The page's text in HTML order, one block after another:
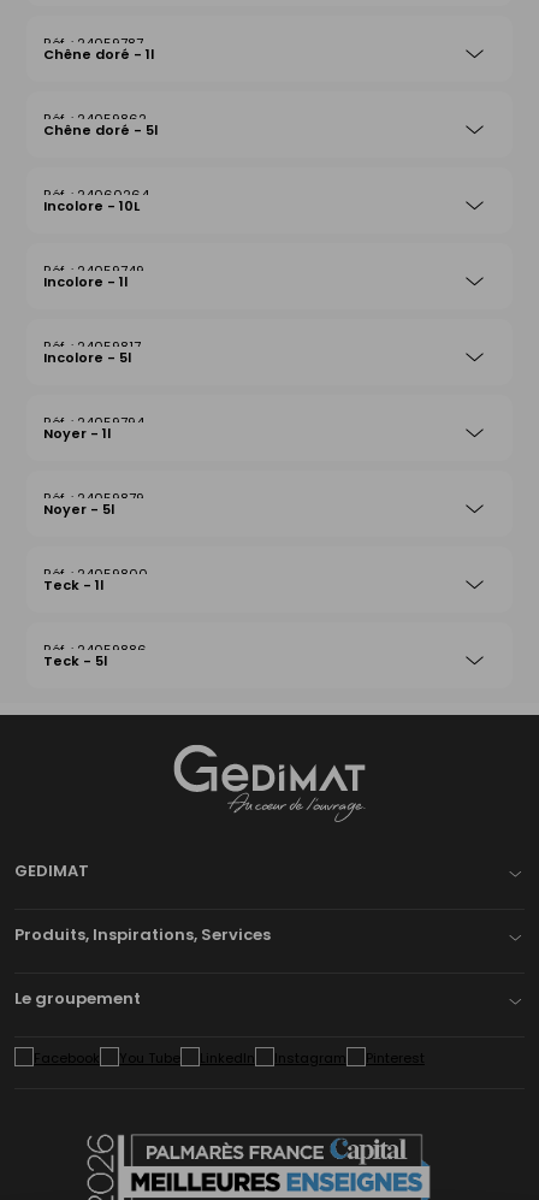
24059787
Chêne doré - 1l
24059862
Chêne doré - 5l
24060264
Incolore - 10L
24059749
Incolore - 1l
24059817
Incolore - 5l
24059794
Noyer - 1l
24059879
Noyer - 5l
24059800
Teck - 1l
24059886
Teck - 5l
GEDIMAT
Produits, Inspirations, Services
Le groupement